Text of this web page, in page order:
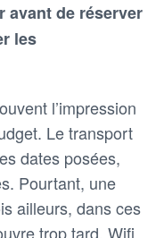
avant de réserver
les
l’impression
Le transport
dates posées,
Pourtant, une
ailleurs, dans ces
trop tard. Wifi